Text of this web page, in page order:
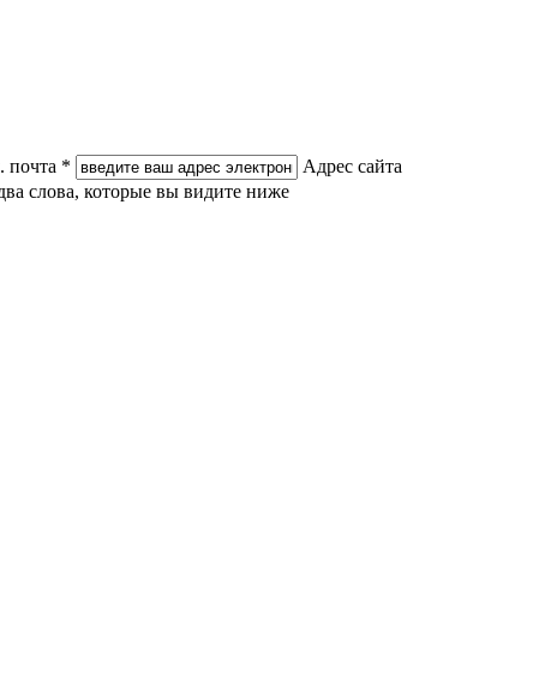
почта *
Адрес сайта
слова, которые вы видите ниже